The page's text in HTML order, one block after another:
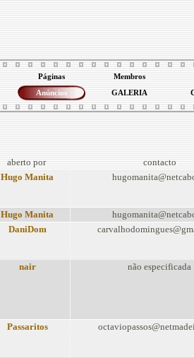
Páginas Membros
Anúncios GALERIA
aberto por
contacto
Hugo Manita
Hugo Manita
DaniDom
nair não especificada
Passaritos